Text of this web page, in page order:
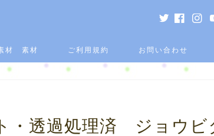
材 素材 ご利用規約 お問い合わせ
・透過処理済 ジョウビ